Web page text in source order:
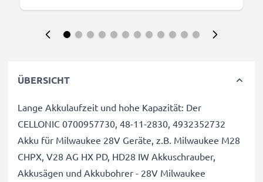
ÜBERSICHT
Lange Akkulaufzeit und hohe Kapazität: Der
CELLONIC 0700957730, 48-11-2830, 4932352732
Akku für Milwaukee 28V Geräte, z.B. Milwaukee M28
CHPX, V28 AG HX PD, HD28 IW Akkuschrauber,
Akkusägen und Akkubohrer - 28V Milwaukee